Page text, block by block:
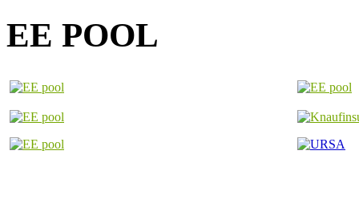
EE POOL